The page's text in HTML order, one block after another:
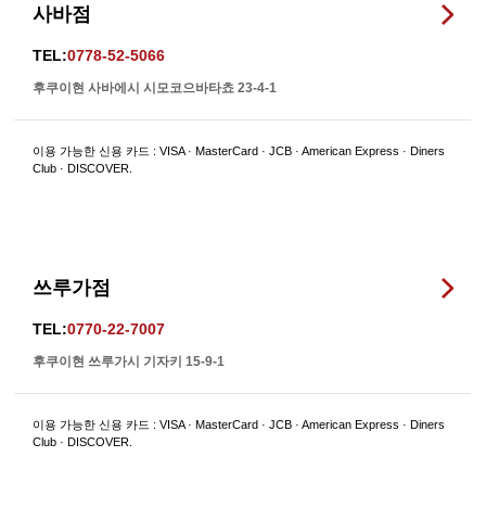
사바점
TEL:0778-52-5066
후쿠이현 사바에시 시모코으바타쵸 23-4-1
이용 가능한 신용 카드 : VISA · MasterCard · JCB · American Express · Diners
Club · DISCOVER.
쓰루가점
TEL:0770-22-7007
후쿠이현 쓰루가시 기자키 15-9-1
이용 가능한 신용 카드 : VISA · MasterCard · JCB · American Express · Diners
Club · DISCOVER.